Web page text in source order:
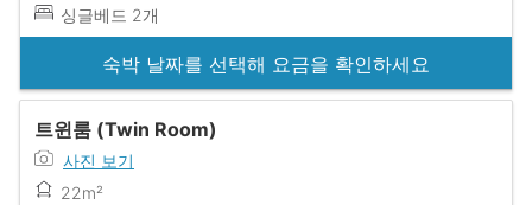
싱글베드 2개
숙박 날짜를 선택해 요금을 확인하세요
트윈룸 (Twin Room)
사진 보기
22m²